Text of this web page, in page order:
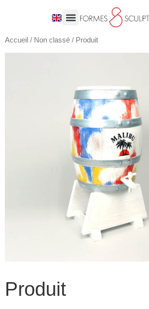
Accueil / Non classé / Produit
Produit